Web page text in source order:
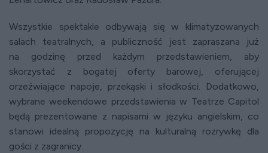
Wszystkie spektakle odbywają się w klimatyzowanych
salach teatralnych, a publiczność jest zapraszana już
na godzinę przed każdym przedstawieniem, aby
skorzystać z bogatej oferty barowej, oferującej
orzeźwiające napoje, przekąski i słodkości. Dodatkowo,
wybrane weekendowe przedstawienia w Teatrze Capitol
będą prezentowane z napisami w języku angielskim, co
stanowi idealną propozycję na kulturalną rozrywkę dla
gości z zagranicy.